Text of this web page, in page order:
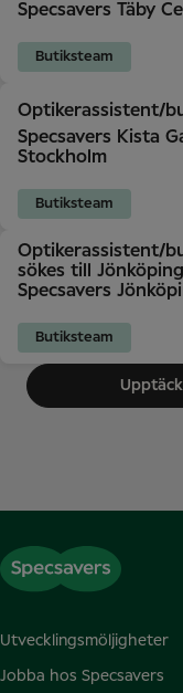
Specsavers Täby
Butiksteam
Optikerassistent/
Specsavers Kista
Stockholm
Butiksteam
Optikerassistent/
sökes till
Specsavers
Butiksteam
Utvecklingsmöljigheter
Jobba hos Specsavers